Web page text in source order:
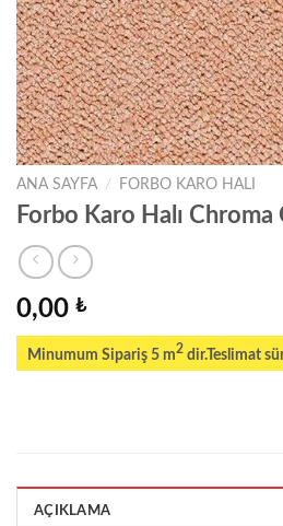
ANA SAYFA / FORBO KARO HALI
Forbo Karo Halı
0,00 ₺
Minumum Sipariş 5 m2 dir.Teslimat
AÇIKLAMA